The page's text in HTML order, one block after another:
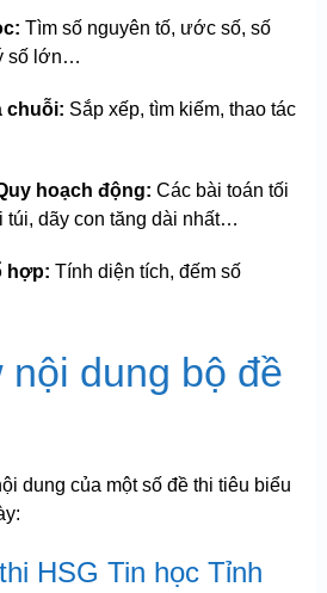
Tìm số nguyên tố, ước số, số
số lớn…
chuỗi: Sắp xếp, tìm kiếm, thao tác
hoạch động: Các bài toán tối
túi, dãy con tăng dài nhất…
hợp: Tính diện tích, đếm số
nội dung bộ đề
dung của một số đề thi tiêu biểu
HSG Tin học Tỉnh